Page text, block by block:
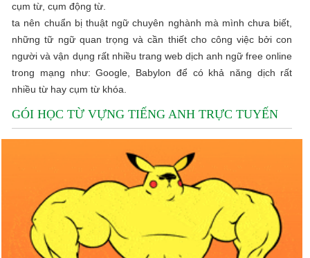
cụm từ, cụm động từ.
ta nên chuẩn bị thuật ngữ chuyên nghành mà mình chưa biết,
những tữ ngữ quan trọng và cần thiết cho công việc bởi con
người và vận dụng rất nhiều trang web dịch anh ngữ free online
trong mạng như: Google, Babylon để có khả năng dịch rất
nhiều từ hay cụm từ khóa.
GÓI HỌC TỪ VỰNG TIẾNG ANH TRỰC TUYẾN